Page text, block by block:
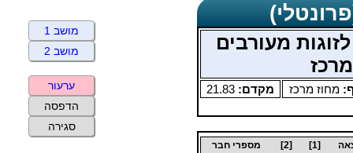
מעורבים
מחוז מרכז מקדם: 21.83
[1]
[2] מספרי חבר
מושב 1
מושב 2
ערעור
הדפסה
סגירה